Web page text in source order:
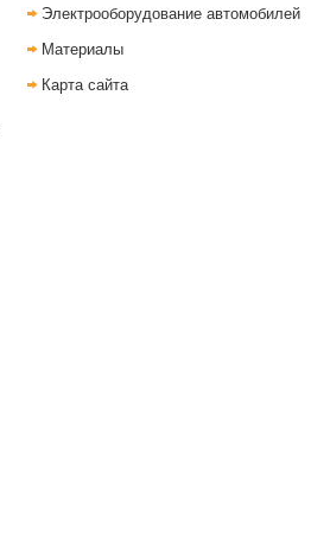
Электрооборудование автомобилей
Материалы
Карта сайта